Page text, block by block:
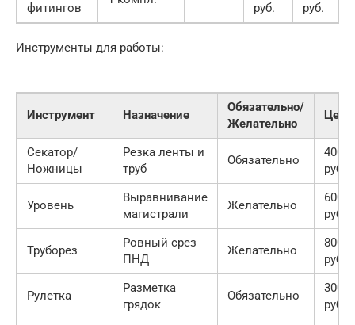
фитингов руб. руб.
Инструменты для работы:
Инструмент Назначение
Обязательно/
Желательно
Цена
Секатор/
Ножницы
Резка ленты и
труб
Обязательно
400
руб.
Уровень
Выравнивание
магистрали
Желательно
600
руб.
Труборез
Ровный срез
ПНД
Желательно
800
руб.
Рулетка
Разметка
грядок
Обязательно
300
руб.